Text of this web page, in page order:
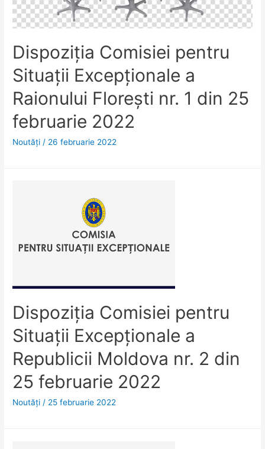
Dispoziţia Comisiei pentru
Situaţii Excepţionale a
Raionului Floreşti nr. 1 din 25
februarie 2022
Noutăţi / 26 februarie 2022
Dispoziţia Comisiei pentru
Situaţii Excepţionale a
Republicii Moldova nr. 2 din
25 februarie 2022
Noutăţi / 25 februarie 2022